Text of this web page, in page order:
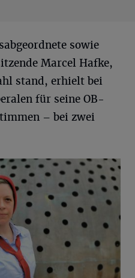
sowie
Marcel Hafke,
stand, erhielt bei
für seine OB-
– bei zwei